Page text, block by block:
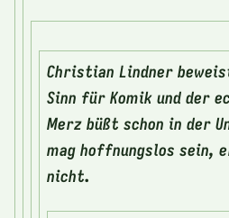
Christian Lindner
Sinn für Komik und der
Merz büßt schon in der
mag hoffnungslos sein,
nicht.